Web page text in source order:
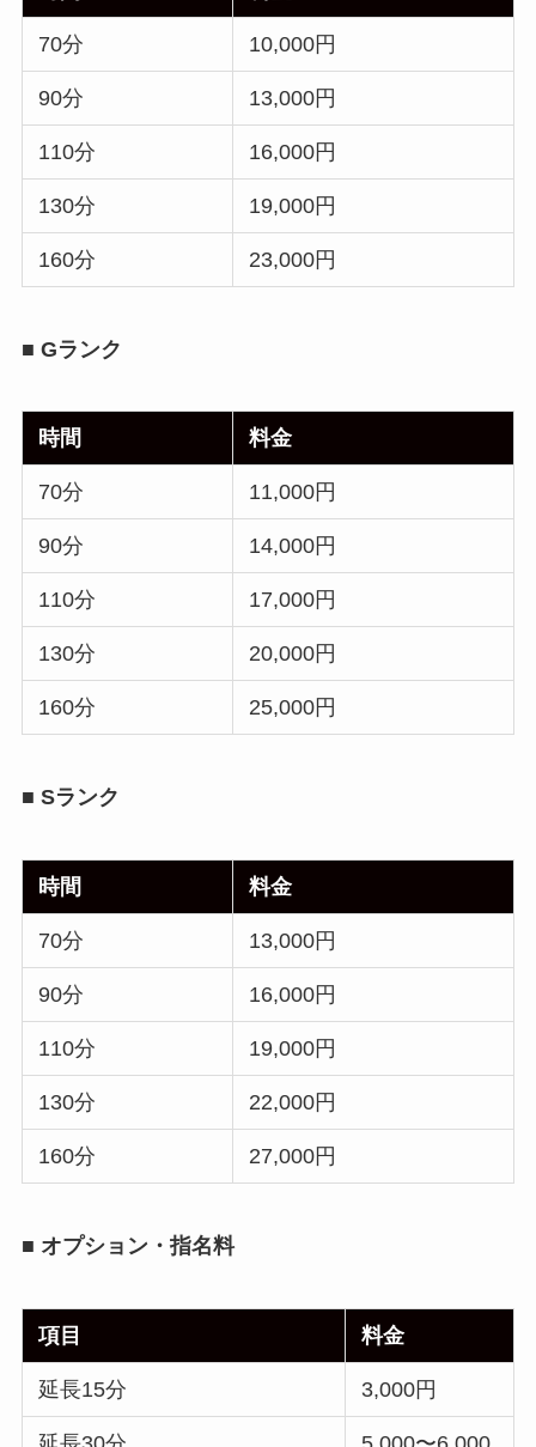
70分 10,000円
90分 13,000円
110分 16,000円
130分 19,000円
160分 23,000円
■ Gランク
時間 料金
70分 11,000円
90分 14,000円
110分 17,000円
130分 20,000円
160分 25,000円
■ Sランク
時間 料金
70分 13,000円
90分 16,000円
110分 19,000円
130分 22,000円
160分 27,000円
■ オプション・指名料
項目 料金
延長15分 3,000円